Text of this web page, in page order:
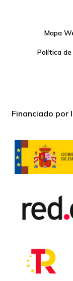
Mapa
Política de
Financiado por